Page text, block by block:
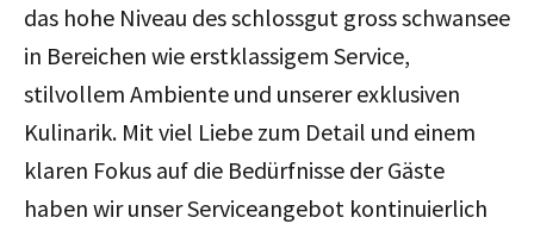
das hohe Niveau des schlossgut gross schwansee
in Bereichen wie erstklassigem Service,
stilvollem Ambiente und unserer exklusiven
Kulinarik. Mit viel Liebe zum Detail und einem
klaren Fokus auf die Bedürfnisse der Gäste
haben wir unser Serviceangebot kontinuierlich